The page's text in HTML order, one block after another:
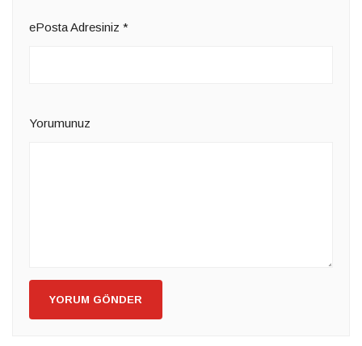
ePosta Adresiniz *
Yorumunuz
YORUM GÖNDER